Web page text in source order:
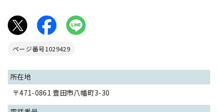
ページ番号1029429
所在地
〒471-0861 豊田市八幡町3-30